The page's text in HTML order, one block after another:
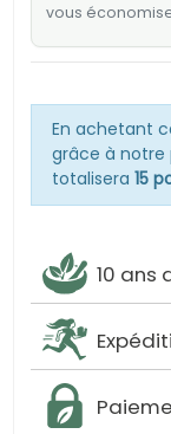
vous
En achetant
grâce à notre
totalisera 15
10 ans